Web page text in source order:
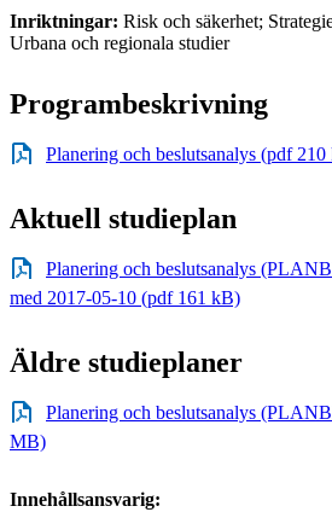
Inriktningar: Risk och säkerhet;
Urbana och regionala studier
Programbeskrivning
Planering och beslutsanalys (pdf
Aktuell studieplan
Planering och beslutsanalys
med 2017-05-10 (pdf 161 kB)
Äldre studieplaner
Planering och beslutsanalys
MB)
Innehållsansvarig: